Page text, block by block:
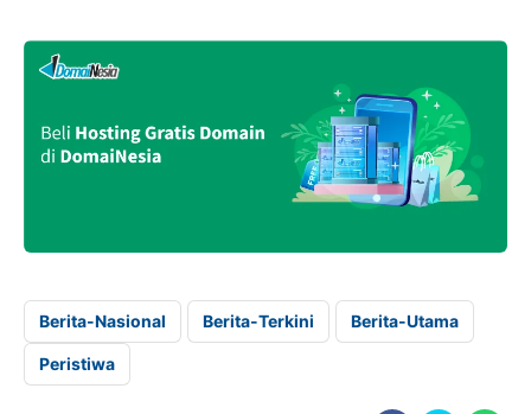
Berita-Nasional Berita-Terkini Berita-Utama
Peristiwa